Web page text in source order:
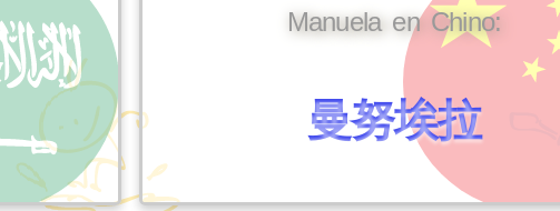
Manuela en Chino:
曼努埃拉